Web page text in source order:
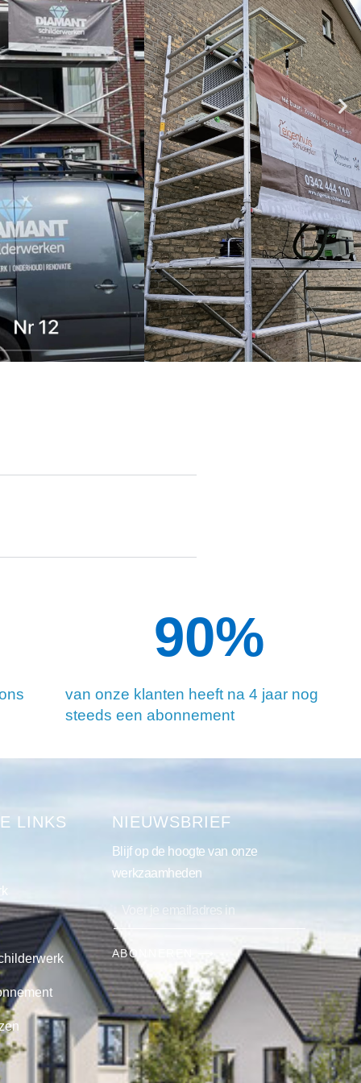
van onze klanten heeft na 4 jaar nog
steeds een abonnement
90%
LINKS NIEUWSBRIEF
Blijf op de hoogte van onze
werkzaamheden
ABONNEREN ⟶